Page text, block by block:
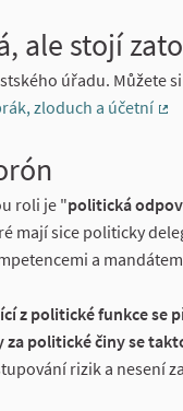
ale stojí
úřadu. Můžete
zloduch a účetní
roli je "politická
mají sice politicky
a
z politické funkce se
politické činy se
rizik a nesení